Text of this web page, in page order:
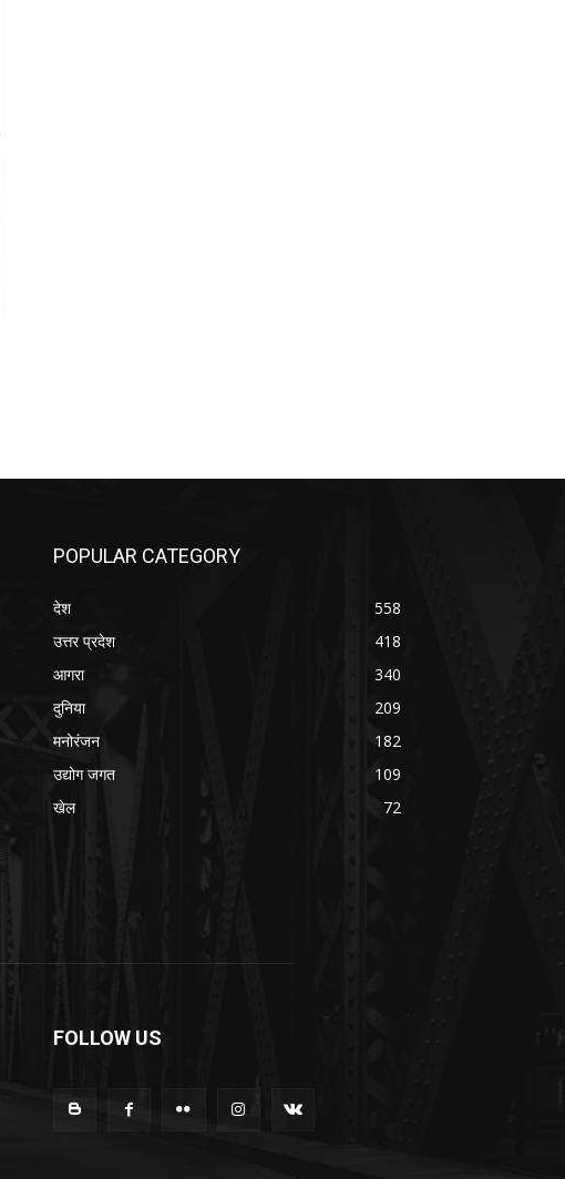
POPULAR CATEGORY
देश
558
उत्तर प्रदेश
418
आगरा
340
दुनिया
209
मनोरंजन
182
उद्योग जगत
109
खेल
72
FOLLOW US